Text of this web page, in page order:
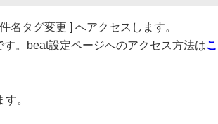
件名タグ変更 ] へアクセスします。
。beat設定ページへのアクセス方法は
。